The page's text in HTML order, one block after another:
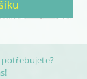
potřebujete?